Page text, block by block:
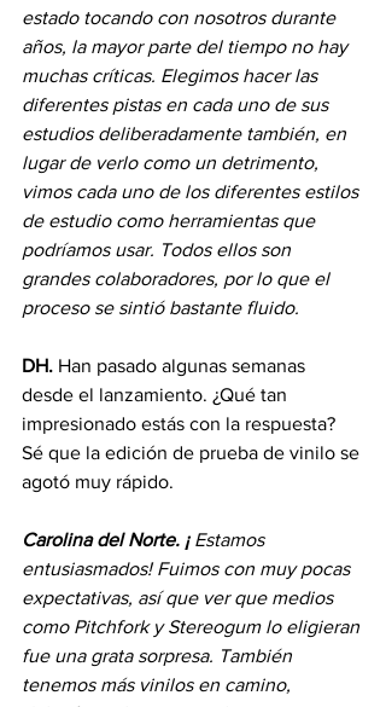
estado tocando con nosotros durante
años, la mayor parte del tiempo no hay
muchas críticas. Elegimos hacer las
diferentes pistas en cada uno de sus
estudios deliberadamente también, en
lugar de verlo como un detrimento,
vimos cada uno de los diferentes estilos
de estudio como herramientas que
podríamos usar. Todos ellos son
grandes colaboradores, por lo que el
proceso se sintió bastante fluido.
DH. Han pasado algunas semanas
desde el lanzamiento. ¿Qué tan
impresionado estás con la respuesta?
Sé que la edición de prueba de vinilo se
agotó muy rápido.
Carolina del Norte. ¡ Estamos
entusiasmados! Fuimos con muy pocas
expectativas, así que ver que medios
como Pitchfork y Stereogum lo eligieran
fue una grata sorpresa. También
tenemos más vinilos en camino,